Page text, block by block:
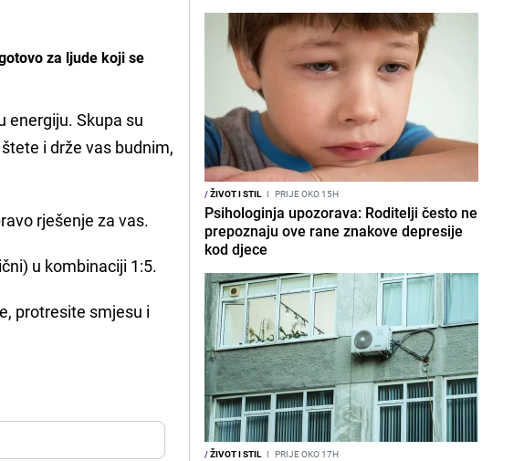
za ljude koji se
energiju. Skupa su
i drže vas budnim,
rješenje za vas.
u kombinaciji 1:5.
protresite smjesu i
/ŽIVOT I STIL I PRIJE OKO 15H
Psihologinja upozorava: Roditelji često ne
prepoznaju ove rane znakove depresije
kod djece
/ŽIVOT I STIL I PRIJE OKO 17H